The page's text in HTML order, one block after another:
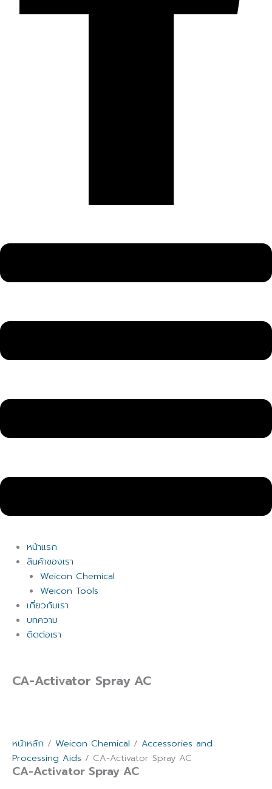
หน้าแรก
สินค้าของเรา
Weicon Chemical
Weicon Tools
เกี่ยวกับเรา
บทความ
ติดต่อเรา
CA-Activator Spray AC
หน้าหลัก / Weicon Chemical / Accessories and
Processing Aids / CA-Activator Spray AC
CA-Activator Spray AC